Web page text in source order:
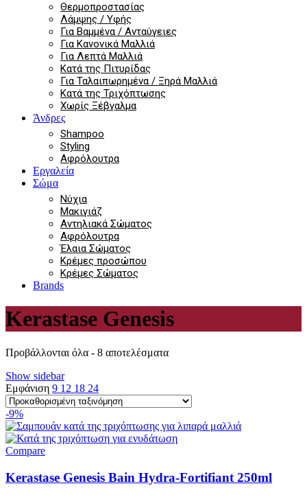
Θερμοπροστασίας
Λάμψης / Υφής
Για Βαμμένα / Ανταύγειες
Για Κανονικά Μαλλιά
Για Λεπτά Μαλλιά
Κατά της Πιτυρίδας
Για Ταλαιπωρημένα / Ξηρά Μαλλιά
Κατά της Τριχόπτωσης
Χωρίς Ξέβγαλμα
Άνδρες
Shampoo
Styling
Αφρόλουτρα
Εργαλεία
Σώμα
Νύχια
Μακιγιάζ
Αντηλιακά Σώματος
Αφρόλουτρα
Έλαια Σώματος
Κρέμες προσώπου
Κρέμες Σώματος
Brands
Kerastase Genesis
Προβάλλονται όλα - 8 αποτελέσματα
Show sidebar
Εμφάνιση 9 12 18 24
-9%
Compare
Kerastase Genesis Bain Hydra-Fortifiant 250ml